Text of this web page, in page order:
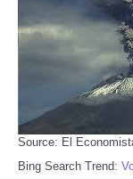
Source: El
Bing Search Trend: